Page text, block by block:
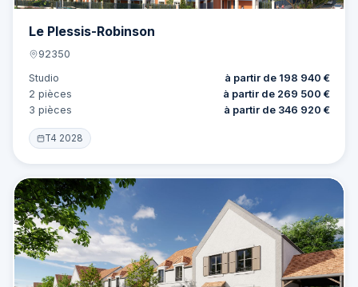
Le Plessis-Robinson
92350
Studio
à partir de 198 940 €
2 pièces
à partir de 269 500 €
3 pièces
à partir de 346 920 €
T4 2028
Offre 7 lots